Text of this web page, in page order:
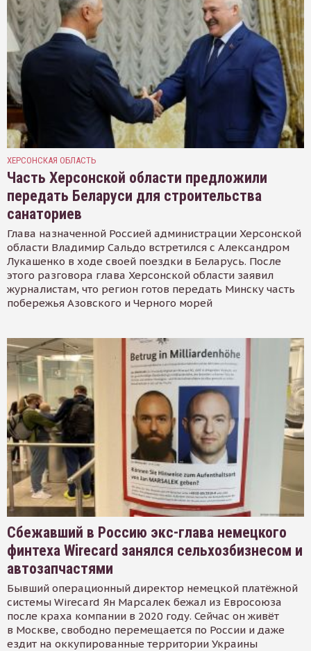
ХЕРСОНСКАЯ ОБЛАСТЬ
Часть Херсонской области предложили
передать Беларуси для строительства
санаториев
Глава назначенной Россией администрации Херсонской
области Владимир Сальдо встретился с Александром
Лукашенко в ходе своей поездки в Беларусь. После
этого разговора глава Херсонской области заявил
журналистам, что регион готов передать Минску часть
побережья Азовского и Черного морей
Сбежавший в Россию экс-глава немецкого
финтеха Wirecard занялся сельхозбизнесом и
автозапчастями
Бывший операционный директор немецкой платёжной
системы Wirecard Ян Марсалек бежал из Евросоюза
после краха компании в 2020 году. Сейчас он живёт
в Москве, свободно перемещается по России и даже
ездит на оккупированные территории Украины